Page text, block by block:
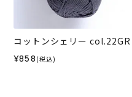
コットンシェリー col.22GR
¥858 (税込)